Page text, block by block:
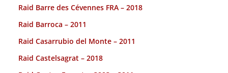
Raid Barre des Cévennes FRA – 2018
Raid Barroca – 2011
Raid Casarrubio del Monte – 2011
Raid Castelsagrat – 2018